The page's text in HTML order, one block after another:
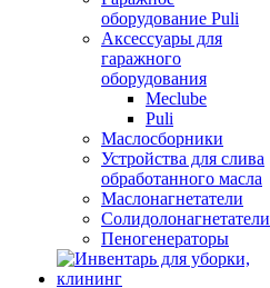
оборудование Puli
Аксессуары для
гаражного
оборудования
Meclube
Puli
Маслосборники
Устройства для слива
обработанного масла
Маслонагнетатели
Солидолонагнетатели
Пеногенераторы